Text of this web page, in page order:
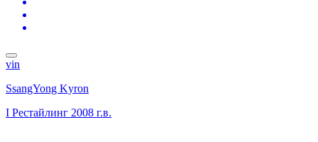
vin
SsangYong Kyron
I Рестайлинг 2008 г.в.